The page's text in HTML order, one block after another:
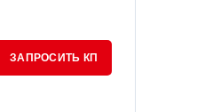
ЗАПРОСИТЬ КП